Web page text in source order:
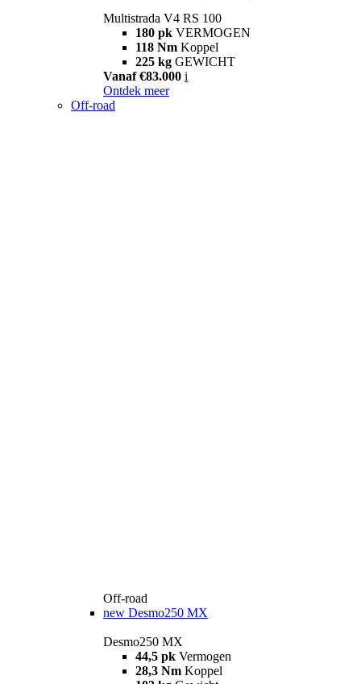
Multistrada V4 RS 100
180 pk VERMOGEN
118 Nm Koppel
225 kg GEWICHT
Vanaf €83.000 i
Ontdek meer
Off-road
Off-road
new Desmo250 MX
Desmo250 MX
44,5 pk Vermogen
28,3 Nm Koppel